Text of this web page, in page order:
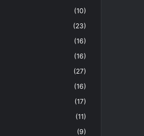
(10)
(23)
(16)
(16)
(27)
(16)
(17)
(11)
(9)